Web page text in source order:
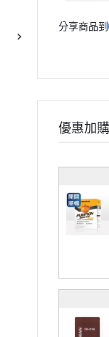
分享商品到
優惠加購